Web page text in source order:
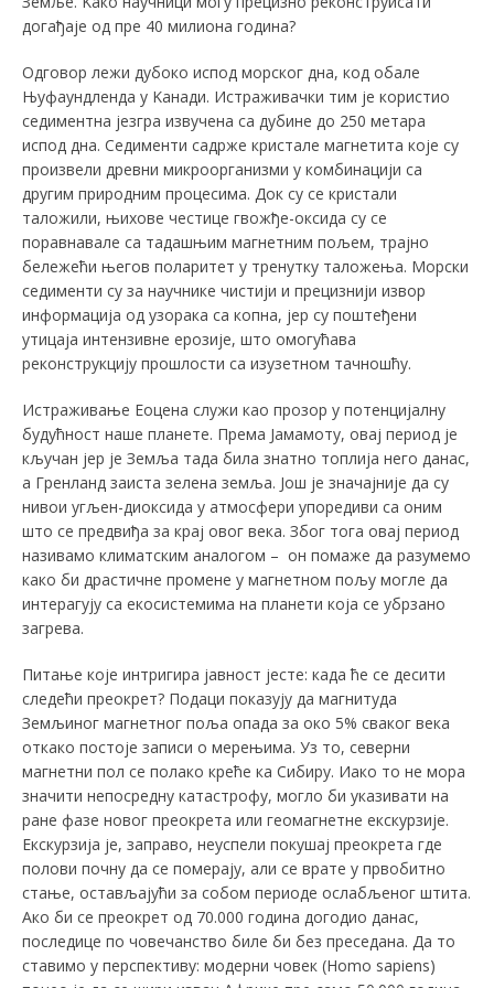
догађаје од пре 40 милиона година?
Одговор лежи дубоко испод морског дна, код обале
Њуфаундленда у Kанади. Истраживачки тим је користио
седиментна језгра извучена са дубине до 250 метара
испод дна. Седименти садрже кристале магнетита које су
произвели древни микроорганизми у комбинацији са
другим природним процесима. Док су се кристали
таложили, њихове честице гвожђе-оксида су се
поравнавале са тадашњим магнетним пољем, трајно
бележећи његов поларитет у тренутку таложења. Морски
седименти су за научнике чистији и прецизнији извор
информација од узорака са копна, јер су поштеђени
утицаја интензивне ерозије, што омогућава
реконструкцију прошлости са изузетном тачношћу.
Истраживање Еоцена служи као прозор у потенцијалну
будућност наше планете. Према Јамамоту, овај период је
кључан јер је Земља тада била знатно топлија него данас,
а Гренланд заиста зелена земља. Још је значајније да су
нивои угљен-диоксида у атмосфери упоредиви са оним
што се предвиђа за крај овог века. Због тога овај период
називамо климатским аналогом – он помаже да разумемо
како би драстичне промене у магнетном пољу могле да
интерагују са екосистемима на планети која се убрзано
загрева.
Питање које интригира јавност јесте: када ће се десити
следећи преокрет? Подаци показују да магнитуда
Земљиног магнетног поља опада за око 5% сваког века
откако постоје записи о мерењима. Уз то, северни
магнетни пол се полако креће ка Сибиру. Иако то не мора
значити непосредну катастрофу, могло би указивати на
ране фазе новог преокрета или геомагнетне екскурзије.
Екскурзија је, заправо, неуспели покушај преокрета где
полови почну да се померају, али се врате у првобитно
стање, остављајући за собом периоде ослабљеног штита.
Ако би се преокрет од 70.000 година догодио данас,
последице по човечанство биле би без преседана. Да то
ставимо у перспективу: модерни човек (Homо sapiens)